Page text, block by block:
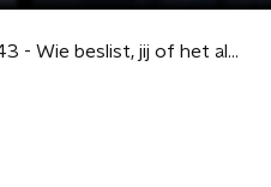
#343 - Wie beslist, jij of het algoritme?